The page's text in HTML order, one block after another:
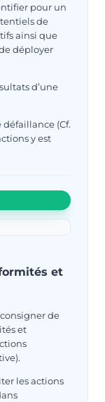
pour un
de
ainsi que
déployer
d’une
(Cf.
y est
et
de
et
les actions